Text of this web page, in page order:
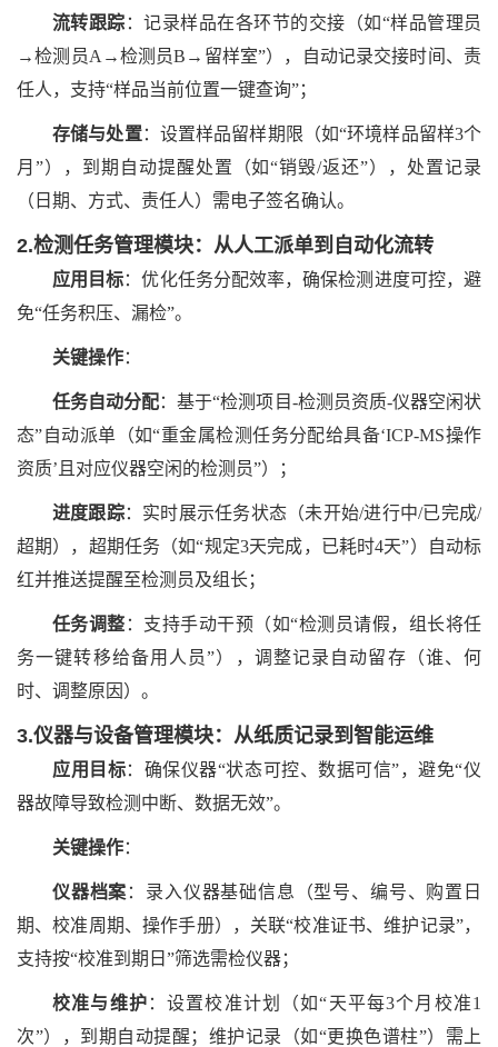
流转跟踪 ：记录样品在各环节的交接（如“样品管理员
→检测员A→检测员B→留样室”），自动记录交接时间、责
任人，支持“样品当前位置一键查询”；
存储与处置：设置样品留样期限（如“环境样品留样3个
月”），到期自动提醒处置（如“销毁/返还”），处置记录
（日期、方式、责任人）需电子签名确认。
2.检测任务管理模块：从人工派单到自动化流转
应用目标：优化任务分配效率，确保检测进度可控，避
免“任务积压、漏检”。
关键操作：
任务自动分配：基于“检测项目-检测员资质-仪器空闲状
态”自动派单（如“重金属检测任务分配给具备‘ICP-MS操作
资质’且对应仪器空闲的检测员”）；
进度跟踪：实时展示任务状态（未开始/进行中/已完成/
超期），超期任务（如“规定3天完成，已耗时4天”）自动标
红并推送提醒至检测员及组长；
任务调整 ：支持手动干预（如“检测员请假，组长将任
务一键转移给备用人员”），调整记录自动留存（谁、何
时、调整原因）。
3.仪器与设备管理模块：从纸质记录到智能运维
应用目标：确保仪器“状态可控、数据可信”，避免“仪
器故障导致检测中断、数据无效”。
关键操作：
仪器档案 ：录入仪器基础信息（型号、编号、购置日
期、校准周期、操作手册），关联“校准证书、维护记录”，
支持按“校准到期日”筛选需检仪器；
校准与维护 ：设置校准计划（如“天平每3个月校准1
次”），到期自动提醒；维护记录（如“更换色谱柱”）需上